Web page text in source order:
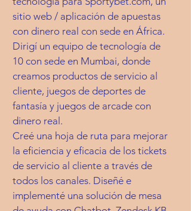
sitio web / aplicación de apuestas
con dinero real con sede en África.
Dirigí un equipo de tecnología de
10 con sede en Mumbai, donde
creamos productos de servicio al
cliente, juegos de deportes de
fantasía y juegos de arcade con
dinero real.
Creé una hoja de ruta para mejorar
la eficiencia y eficacia de los tickets
de servicio al cliente a través de
todos los canales. Diseñé e
implementé una solución de mesa